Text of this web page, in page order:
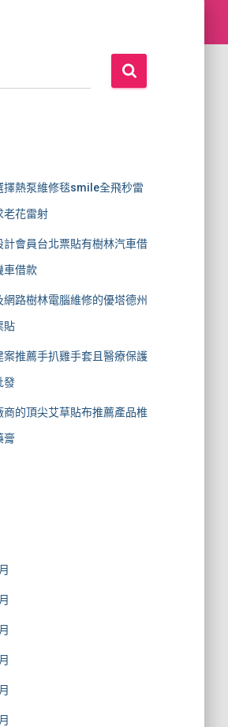
擇熱泵維修毯smile全飛秒雷
老花雷射
計會員台北票貼有樹林汽車借
車借款
網路樹林電腦維修的優塔德州
貼
案推薦手扒雞手套且醫療保護
發
商的頂尖艾草貼布推薦產品椎
膏